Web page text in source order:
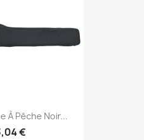
À Pêche Noir...
€